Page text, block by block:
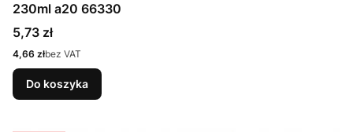
230ml a20 66330
Cena
5,73 zł
Cena
4,66 złbez VAT
Do koszyka